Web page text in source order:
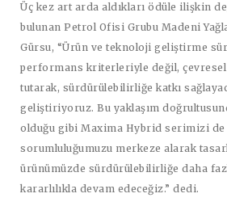
Üç kez art arda aldıkları ödüle ilişkin
bulunan Petrol Ofisi Grubu Madeni
Gürsu, “Ürün ve teknoloji geliştirme
performans kriterleriyle değil,
tutarak, sürdürülebilirliğe katkı
geliştiriyoruz. Bu yaklaşım
olduğu gibi Maxima Hybrid serimizi de
sorumluluğumuzu merkeze alarak
ürünümüzde sürdürülebilirliğe daha
kararlılıkla devam edeceğiz.” dedi.